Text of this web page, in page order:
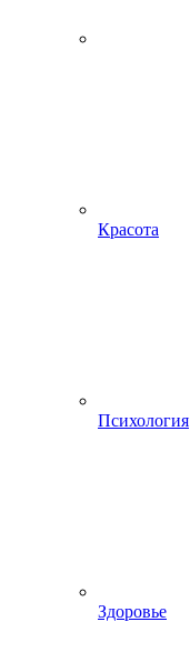
Красота
Психология
Здоровье